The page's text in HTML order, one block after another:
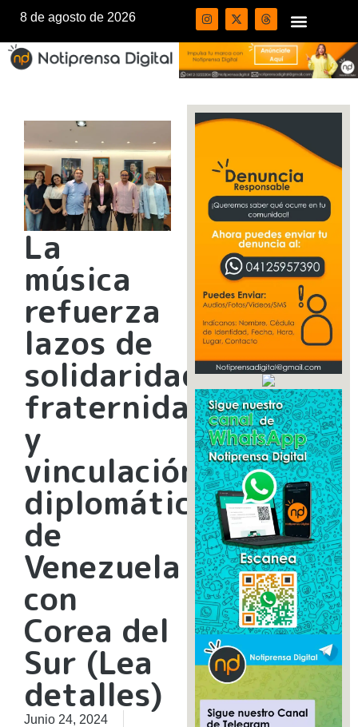
8 de agosto de 2026
La
música
refuerza
lazos de
solidaridad,
fraternidad
y
vinculación
diplomática
de
Venezuela
con
Corea del
Sur (Lea
detalles)
Junio 24, 2024